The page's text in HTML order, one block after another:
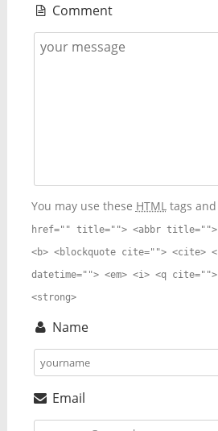
Comment
You may use these HTMLtags
href="" title=""> <abbr title="">
<b> <blockquote cite=""> <cite>
datetime=""> <em> <i> <q
<strong>
Name
Email